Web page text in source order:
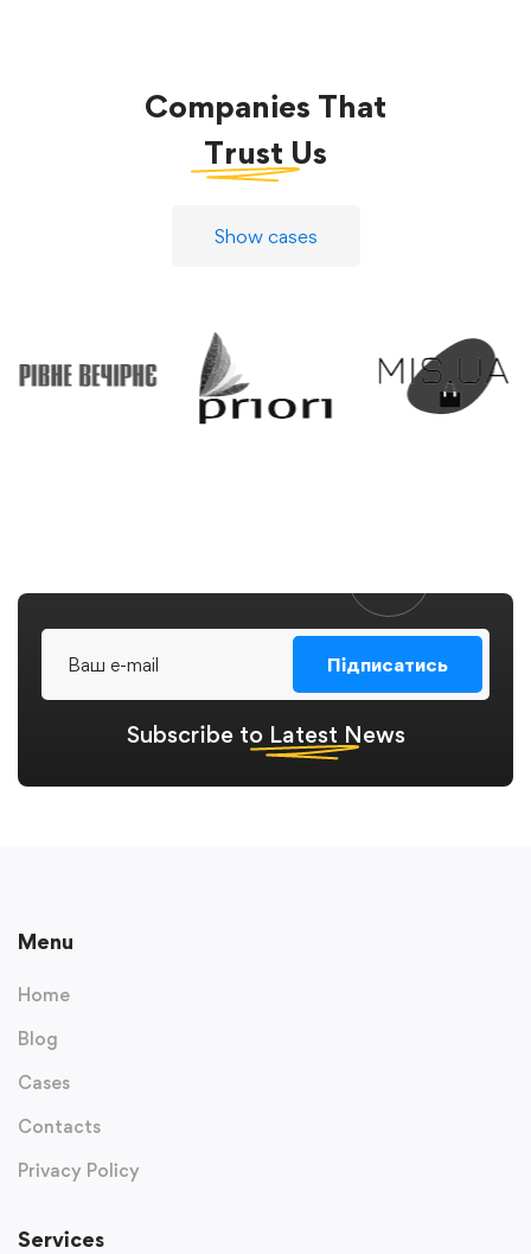
Companies That
Trust Us
Show cases
Subscribe to Latest News
Підписатись
Menu
Home
Blog
Cases
Contacts
Privacy Policy
Services